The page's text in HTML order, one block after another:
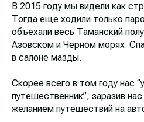
В 2015 году мы видели как
Тогда еще ходили только
объехали весь Таманский
Азовском и Черном морях.
в салоне мазды.
Скорее всего в том году нас
путешественник”, заразив
желанием путешествий на